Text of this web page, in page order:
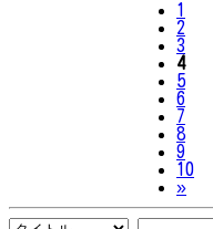
1
2
3
4
5
6
7
8
9
10
»Next